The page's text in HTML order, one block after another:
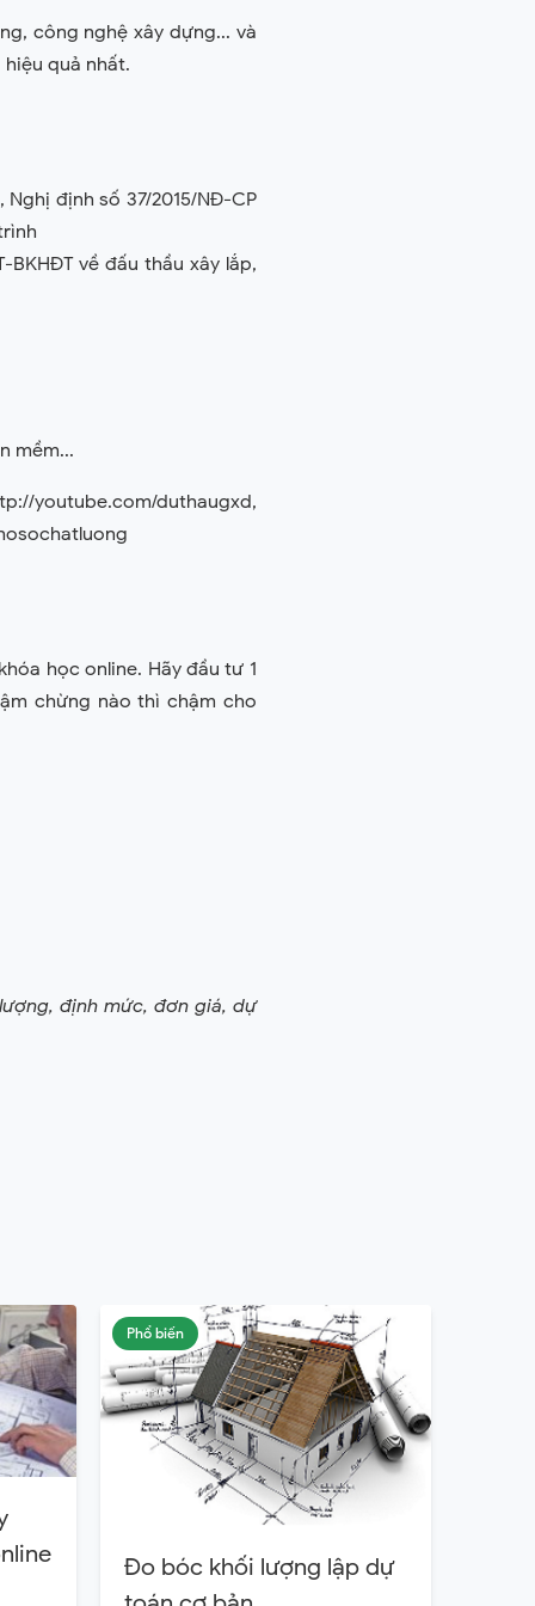
công nghệ xây dựng... và
quả nhất.
định số 37/2015/NĐ-CP
BKHĐT về đấu thầu xây lắp,
mềm...
youtube.com/duthaugxd,
học online. Hãy đầu tư 1
chừng nào thì chậm cho
định mức, đơn giá, dự
Phổ biến
Đo bóc khối lượng lập dự